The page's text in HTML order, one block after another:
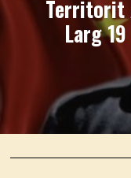
Territorit
Larg